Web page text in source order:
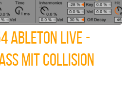
Ableton Live -
mit Collision